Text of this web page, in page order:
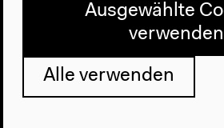
Über uns
Geschichte
Besuch
Ausgewählte
verwenden
Alle verwenden